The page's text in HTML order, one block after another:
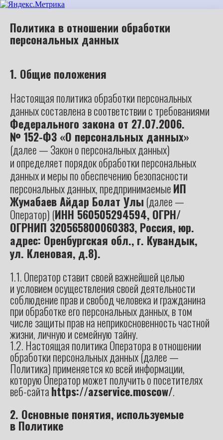
Политика в отношении обработки
персональных данных
1. Общие положения
Настоящая политика обработки персональных
данных составлена в соответствии с требованиями
Федерального закона от 27.07.2006.
№ 152-ФЗ «О персональных данных»
(далее — Закон о персональных данных)
и определяет порядок обработки персональных
данных и меры по обеспечению безопасности
персональных данных, предпринимаемыеИП
Жумабаев Айдар Болат Улы (далее —
Оператор) (ИНН 560505294594, ОГРН/
ОГРНИП 320565800060383, Россия, юр.
адрес: Оренбургская обл., г. Кувандык,
ул. Кленовая, д.8).
1.1. Оператор ставит своей важнейшей целью
и условием осуществления своей деятельности
соблюдение прав и свобод человека и гражданина
при обработке его персональных данных, в том
числе защиты прав на неприкосновенность частной
жизни, личную и семейную тайну.
1.2. Настоящая политика Оператора в отношении
обработки персональных данных (далее —
Политика) применяется ко всей информации,
которую Оператор может получить о посетителях
веб-сайтаhttps://azservice.moscow/.
2. Основные понятия, используемые
в Политике